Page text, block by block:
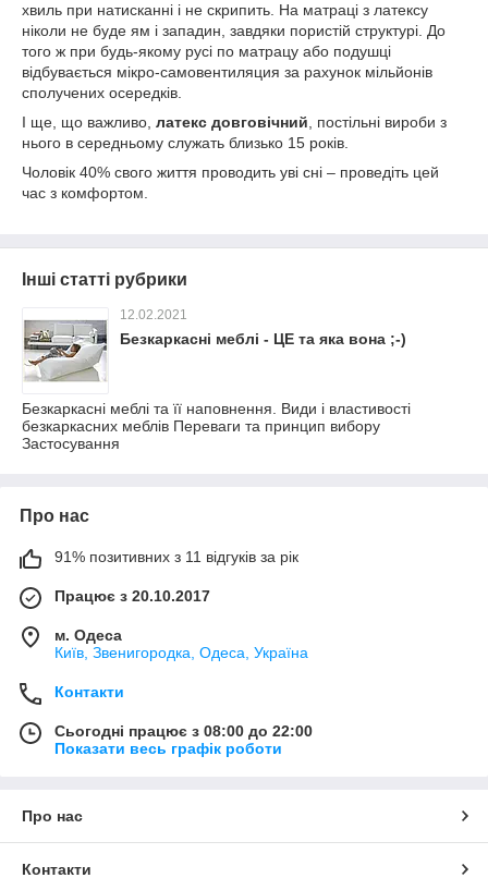
хвиль при натисканні і не скрипить. На матраці з латексу
ніколи не буде ям і западин, завдяки пористій структурі. До
того ж при будь-якому русі по матрацу або подушці
відбувається мікро-самовентиляция за рахунок мільйонів
сполучених осередків.
І ще, що важливо, латекс довговічний , постільні вироби з
нього в середньому служать близько 15 років.
Чоловік 40% свого життя проводить уві сні – проведіть цей
час з комфортом.
Інші статті рубрики
12.02.2021
Безкаркасні меблі - ЦЕ та яка вона ;-)
Безкаркасні меблі та її наповнення. Види і властивості
безкаркасних меблів Переваги та принцип вибору
Застосування
Про нас
91% позитивних з 11 відгуків за рік
Працює з 20.10.2017
м. Одеса
Київ, Звенигородка, Одеса, Україна
Контакти
Сьогодні працює з 08:00 до 22:00
Показати весь графік роботи
Про нас
Контакти